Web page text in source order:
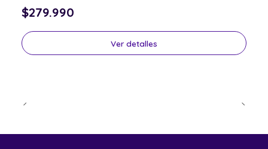
$279.990
Ver detalles